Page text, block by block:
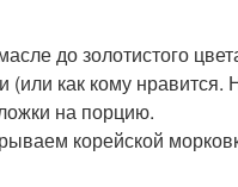
до золотистого
как кому нравится.
на порцию.
корейской